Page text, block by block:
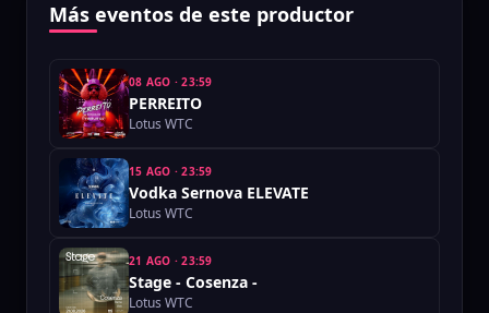
Más eventos de este productor
08 AGO ·23:59
PERREITO
Lotus WTC
15 AGO ·23:59
Vodka Sernova ELEVATE
Lotus WTC
21 AGO ·23:59
Stage - Cosenza -
Lotus WTC